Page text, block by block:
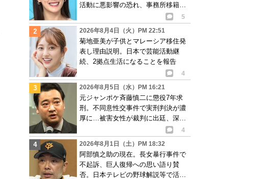
活動に悪影響の恐れ、事務所移籍が
5
2026年8月4日（火）PM 22:51
菊地亜美が子供とマレーシア移住発
表し理由説明。日本で芸能活動継
続、2拠点生活になることを報告
4
2026年8月5日（水）PM 16:21
元ジャンポケ斉藤慎二に懲役7年求
刑。不同意性交事件で実刑判決が濃
厚に…被害女性が裁判に出廷、深刻
4
2026年8月1日（土）PM 18:32
阿部慎之助の現在。長女暴行事件で
不起訴、巨人復帰への思い語り賛
否。日本テレビの野球解説等で活動